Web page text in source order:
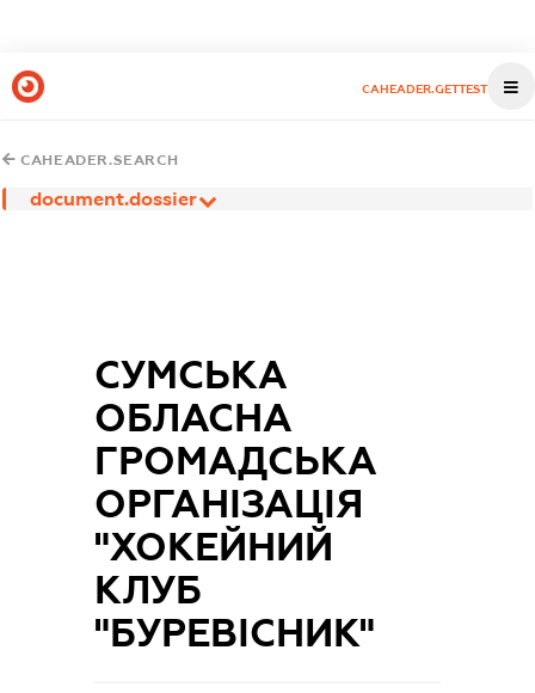
CAHEADER.GETTEST
CAHEADER.SEARCH
document.dossier
СУМСЬКА
ОБЛАСНА
ГРОМАДСЬКА
ОРГАНІЗАЦІЯ
"ХОКЕЙНИЙ
КЛУБ
"БУРЕВІСНИК"